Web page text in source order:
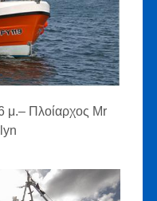
μ.– Πλοίαρχος Mr